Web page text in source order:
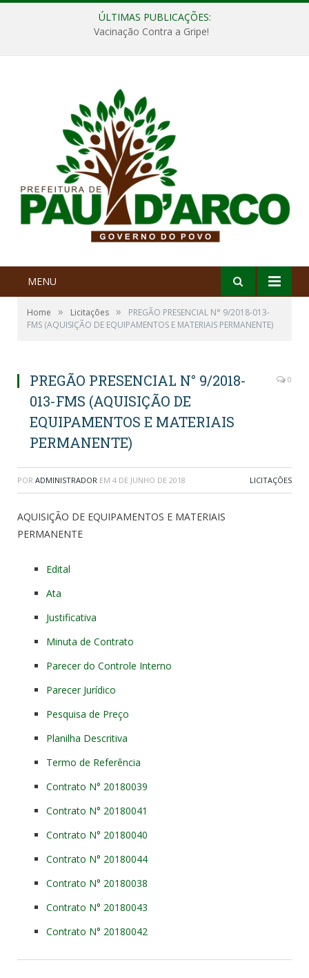
ÚLTIMAS PUBLICAÇÕES:
Vacinação Contra a Gripe!
MENU
Home » Licitações »
PREGÃO PRESENCIAL N° 9/2018-013-
FMS (AQUISIÇÃO DE EQUIPAMENTOS E MATERIAIS PERMANENTE)
PREGÃO PRESENCIAL N° 9/2018-
013-FMS (AQUISIÇÃO DE
EQUIPAMENTOS E MATERIAIS
PERMANENTE)
0
POR ADMINISTRADOR EM 4 DE JUNHO DE 2018 LICITAÇÕES
AQUISIÇÃO DE EQUIPAMENTOS E MATERIAIS
PERMANENTE
Edital
Ata
Justificativa
Minuta de Contrato
Parecer do Controle Interno
Parecer Jurídico
Pesquisa de Preço
Planilha Descritiva
Termo de Referência
Contrato N° 20180039
Contrato N° 20180041
Contrato N° 20180040
Contrato N° 20180044
Contrato N° 20180038
Contrato N° 20180043
Contrato N° 20180042